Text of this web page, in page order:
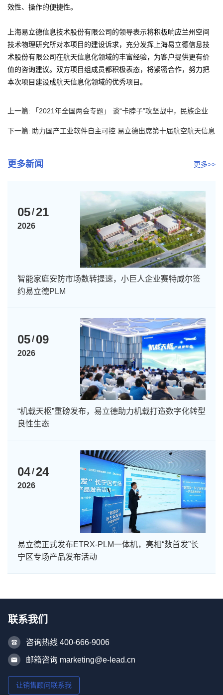
效性、操作的便捷性。
上海易立德信息技术股份有限公司的领导表示将积极响应兰州空间
技术物理研究所对本项目的建设诉求，充分发挥上海易立德信息技
术股份有限公司在航天信息化领域的丰富经验，为客户提供更有价
值的咨询建议。双方项目组成员都积极表态，将紧密合作，努力把
本次项目建设成航天信息化领域的优秀项目。
上一篇:
「2021年全国两会专题」 谈“卡脖子”攻坚战中，民族企业
的...
下一篇: 助力国产工业软件自主可控 易立德出席第十届航空航天信息
更多新闻 更多>>
05/21
2026
智能家庭安防市场数转提速，小巨人企业赛特威尔签
约易立德PLM
05/ 09
2026
“机载天枢”重磅发布，易立德助力机载打造数字化转型
良性生态
04/24
2026
易立德正式发布ETRX-PLM一体机，亮相“数首发”长
宁区专场产品发布活动
联系我们
咨询热线 400-666-9006
邮箱咨询 marketing@e-lead.cn
让销售顾问联系我